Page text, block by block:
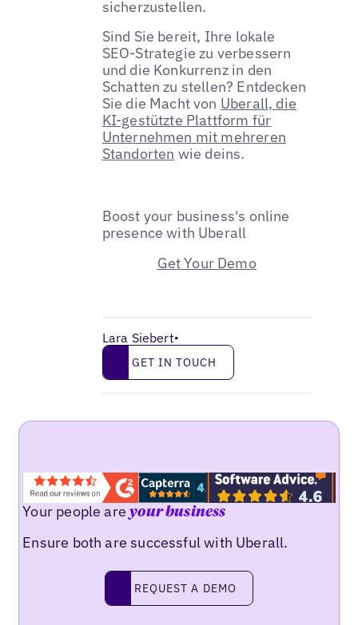
sicherzustellen.
Sind Sie bereit, Ihre lokale
SEO-Strategie zu verbessern
und die Konkurrenz in den
Schatten zu stellen? Entdecken
Sie die Macht von Uberall, die
KI-gestützte Plattform für
Unternehmen mit mehreren
Standorten wie deins.
Boost your business's online
presence with Uberall
Get Your Demo
Lara Siebert•
Get in touch
GET IN TOUCH
Your people areyour business
Ensure both are successful with Uberall.
Request a demo
REQUEST A DEMO